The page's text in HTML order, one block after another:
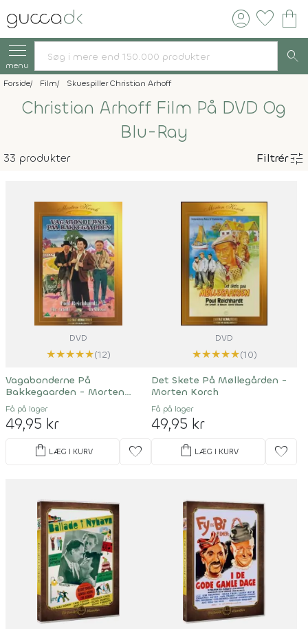
account_circle favorite shopping_bag
menu search
Forside Film Skuespiller Christian Arhoff
Christian Arhoff Film På DVD Og
Blu-Ray
33 produkter Filtrértune
DVD
★★★★★(12)
Vagabonderne På
Bakkegaarden - Morten
Korch
Få på lager
49,95 kr
shopping_bag LÆG I KURV favorite
DVD
★★★★★(10)
Det Skete På Møllegården -
Morten Korch
Få på lager
49,95 kr
shopping_bag LÆG I KURV favorite